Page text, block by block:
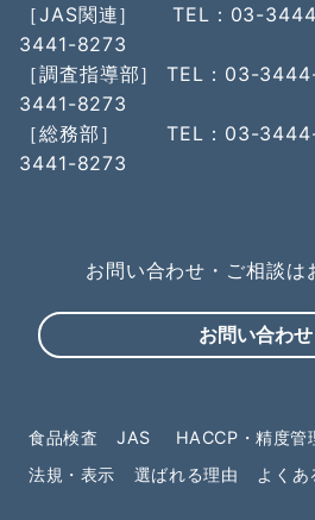
［JAS関連］ TEL：03-
3441-8273
［調査指導部］ TEL：03-
3441-8273
［総務部］ TEL：03-
3441-8273
お問い合わせ・ご相談は
お問い合わせ
食品検査 JAS HACCP・精度管
法規・表示
選ばれる理由 よくあ